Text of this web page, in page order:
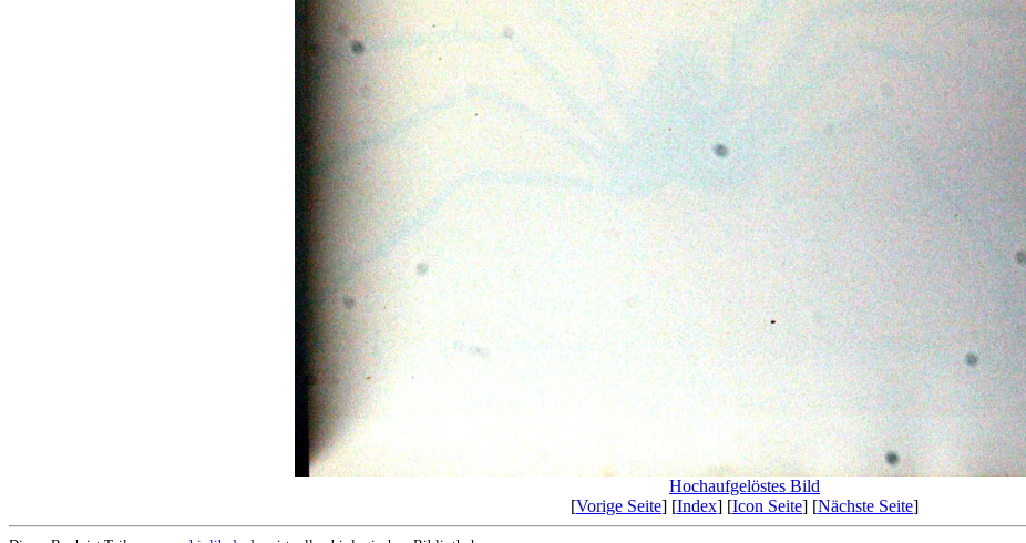
Hochaufgelöstes Bild
[Vorige Seite] [Index] [Icon Seite] [Nächste Seite]